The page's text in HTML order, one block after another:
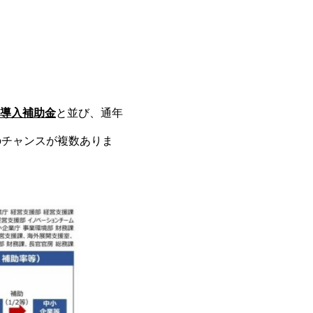
入補助金と並び、通年
ャンスが複数ありま